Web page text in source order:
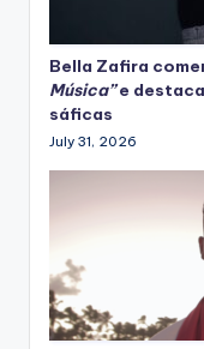
Bella Zafira
Música”e
sáficas
July 31, 2026